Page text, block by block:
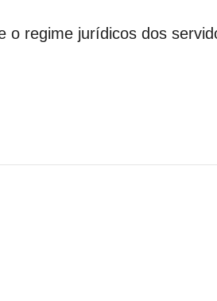
o regime jurídicos dos